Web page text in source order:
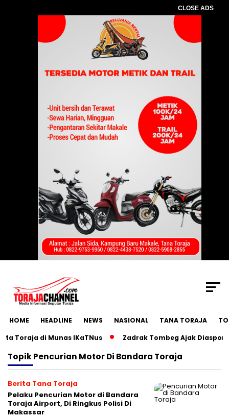
CLOSE ADS
HOME HEADLINE NEWS NASIONAL TANA TORAJA
Toraja di Munas IKaTNus
Zadrak Tombeg Ajak Diaspora
TopikPencurian Motor Di Bandara Toraja
Berita Tana Toraja
Pelaku Pencurian Motor di Bandara
Toraja Airport, Di Ringkus Polisi Di
Makassar